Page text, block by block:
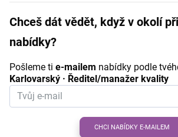
Chceš dát vědět, když v okolí
nabídky?
Pošleme ti e-mailem nabídky podle
Karlovarský · Ředitel/manažer kvality
CHCI NABÍDKY E-MAILEM